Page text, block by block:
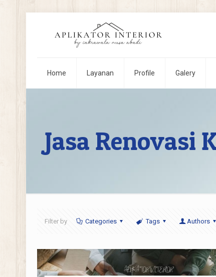
Home Layanan Profile Galery
Jasa Renovasi
Filter by Categories Tags Authors